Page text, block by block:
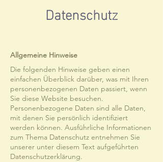
Datenschutz
Allgemeine Hinweise
Die folgenden Hinweise geben einen
einfachen Überblick darüber, was mit Ihren
personenbezogenen Daten passiert, wenn
Sie diese Website besuchen.
Personenbezogene Daten sind alle Daten,
mit denen Sie persönlich identifiziert
werden können. Ausführliche Informationen
zum Thema Datenschutz entnehmen Sie
unserer unter diesem Text aufgeführten
Datenschutzerklärung.